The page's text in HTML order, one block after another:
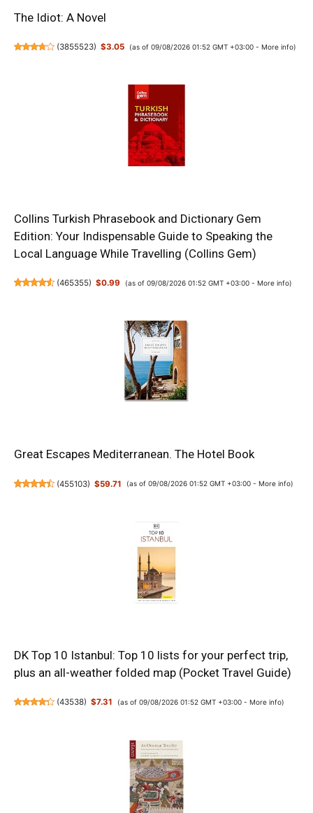
The Idiot: A Novel
(3855523) $3.05 (as of 09/08/2026 01:52 GMT +03:00 - More info)
Collins Turkish Phrasebook and Dictionary Gem
Edition: Your Indispensable Guide to Speaking the
Local Language While Travelling (Collins Gem)
(465355) $0.99 (as of 09/08/2026 01:52 GMT +03:00 - More info)
Great Escapes Mediterranean. The Hotel Book
(455103) $59.71 (as of 09/08/2026 01:52 GMT +03:00 - More info)
DK Top 10 Istanbul: Top 10 lists for your perfect trip,
plus an all-weather folded map (Pocket Travel Guide)
(43538) $7.31 (as of 09/08/2026 01:52 GMT +03:00 - More info)